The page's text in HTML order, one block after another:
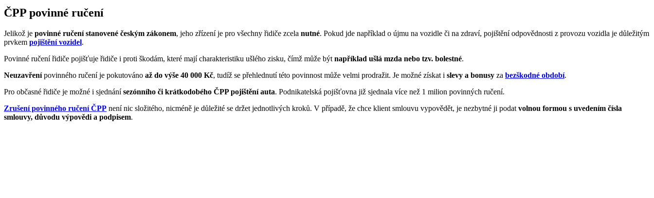
ČPP povinné ručení
Jelikož je povinné ručení stanovené českým zákonem, jeho zřízení je pro všechny řidiče zcela nutné. Pokud jde například o újmu na vozidle či na zdraví, pojištění odpovědnosti z provozu vozidla je důležitým
prvkem pojištění vozidel.
Povinné ručení řidiče pojišťuje řidiče i proti škodám, které mají charakteristiku ušlého zisku, čímž může být například ušlá mzda nebo tzv. bolestné.
Neuzavřenípovinného ručení je pokutováno až do výše 40 000 Kč, tudíž se přehlednutí této povinnost může velmi prodražit. Je možné získat i slevy a bonusy za bezškodné období.
Pro občasné řidiče je možné i sjednánísezónního či krátkodobého ČPP pojištění auta. Podnikatelská pojišťovna již sjednala více než 1 milion povinných ručení.
Zrušení povinného ručení ČPP není nic složitého, nicméně je důležité se držet jednotlivých kroků. V případě, že chce klient smlouvu vypovědět, je nezbytné ji podat volnou formou s uvedením čísla
smlouvy, důvodu výpovědi a podpisem.